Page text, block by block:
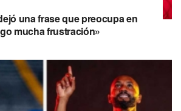
una frase que preocupa en
mucha frustración»